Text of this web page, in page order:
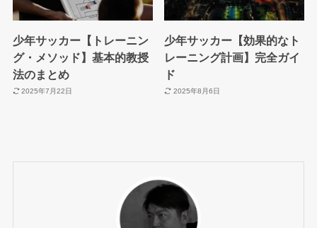
少年サッカー【トレーニン
グ・メソッド】基本的教授
法のまとめ
2025年7月22日
少年サッカー【効果的なト
レーニング計画】完全ガイ
ド
2025年8月6日